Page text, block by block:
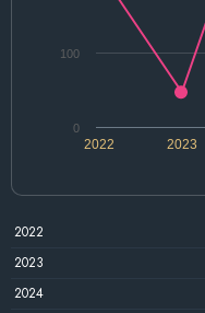
2022 2023
0
100
2022
2023
2024